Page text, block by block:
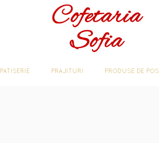
PATISERIE PRAJITURI PRODUSE DE
PATISERIE PRAJITURI